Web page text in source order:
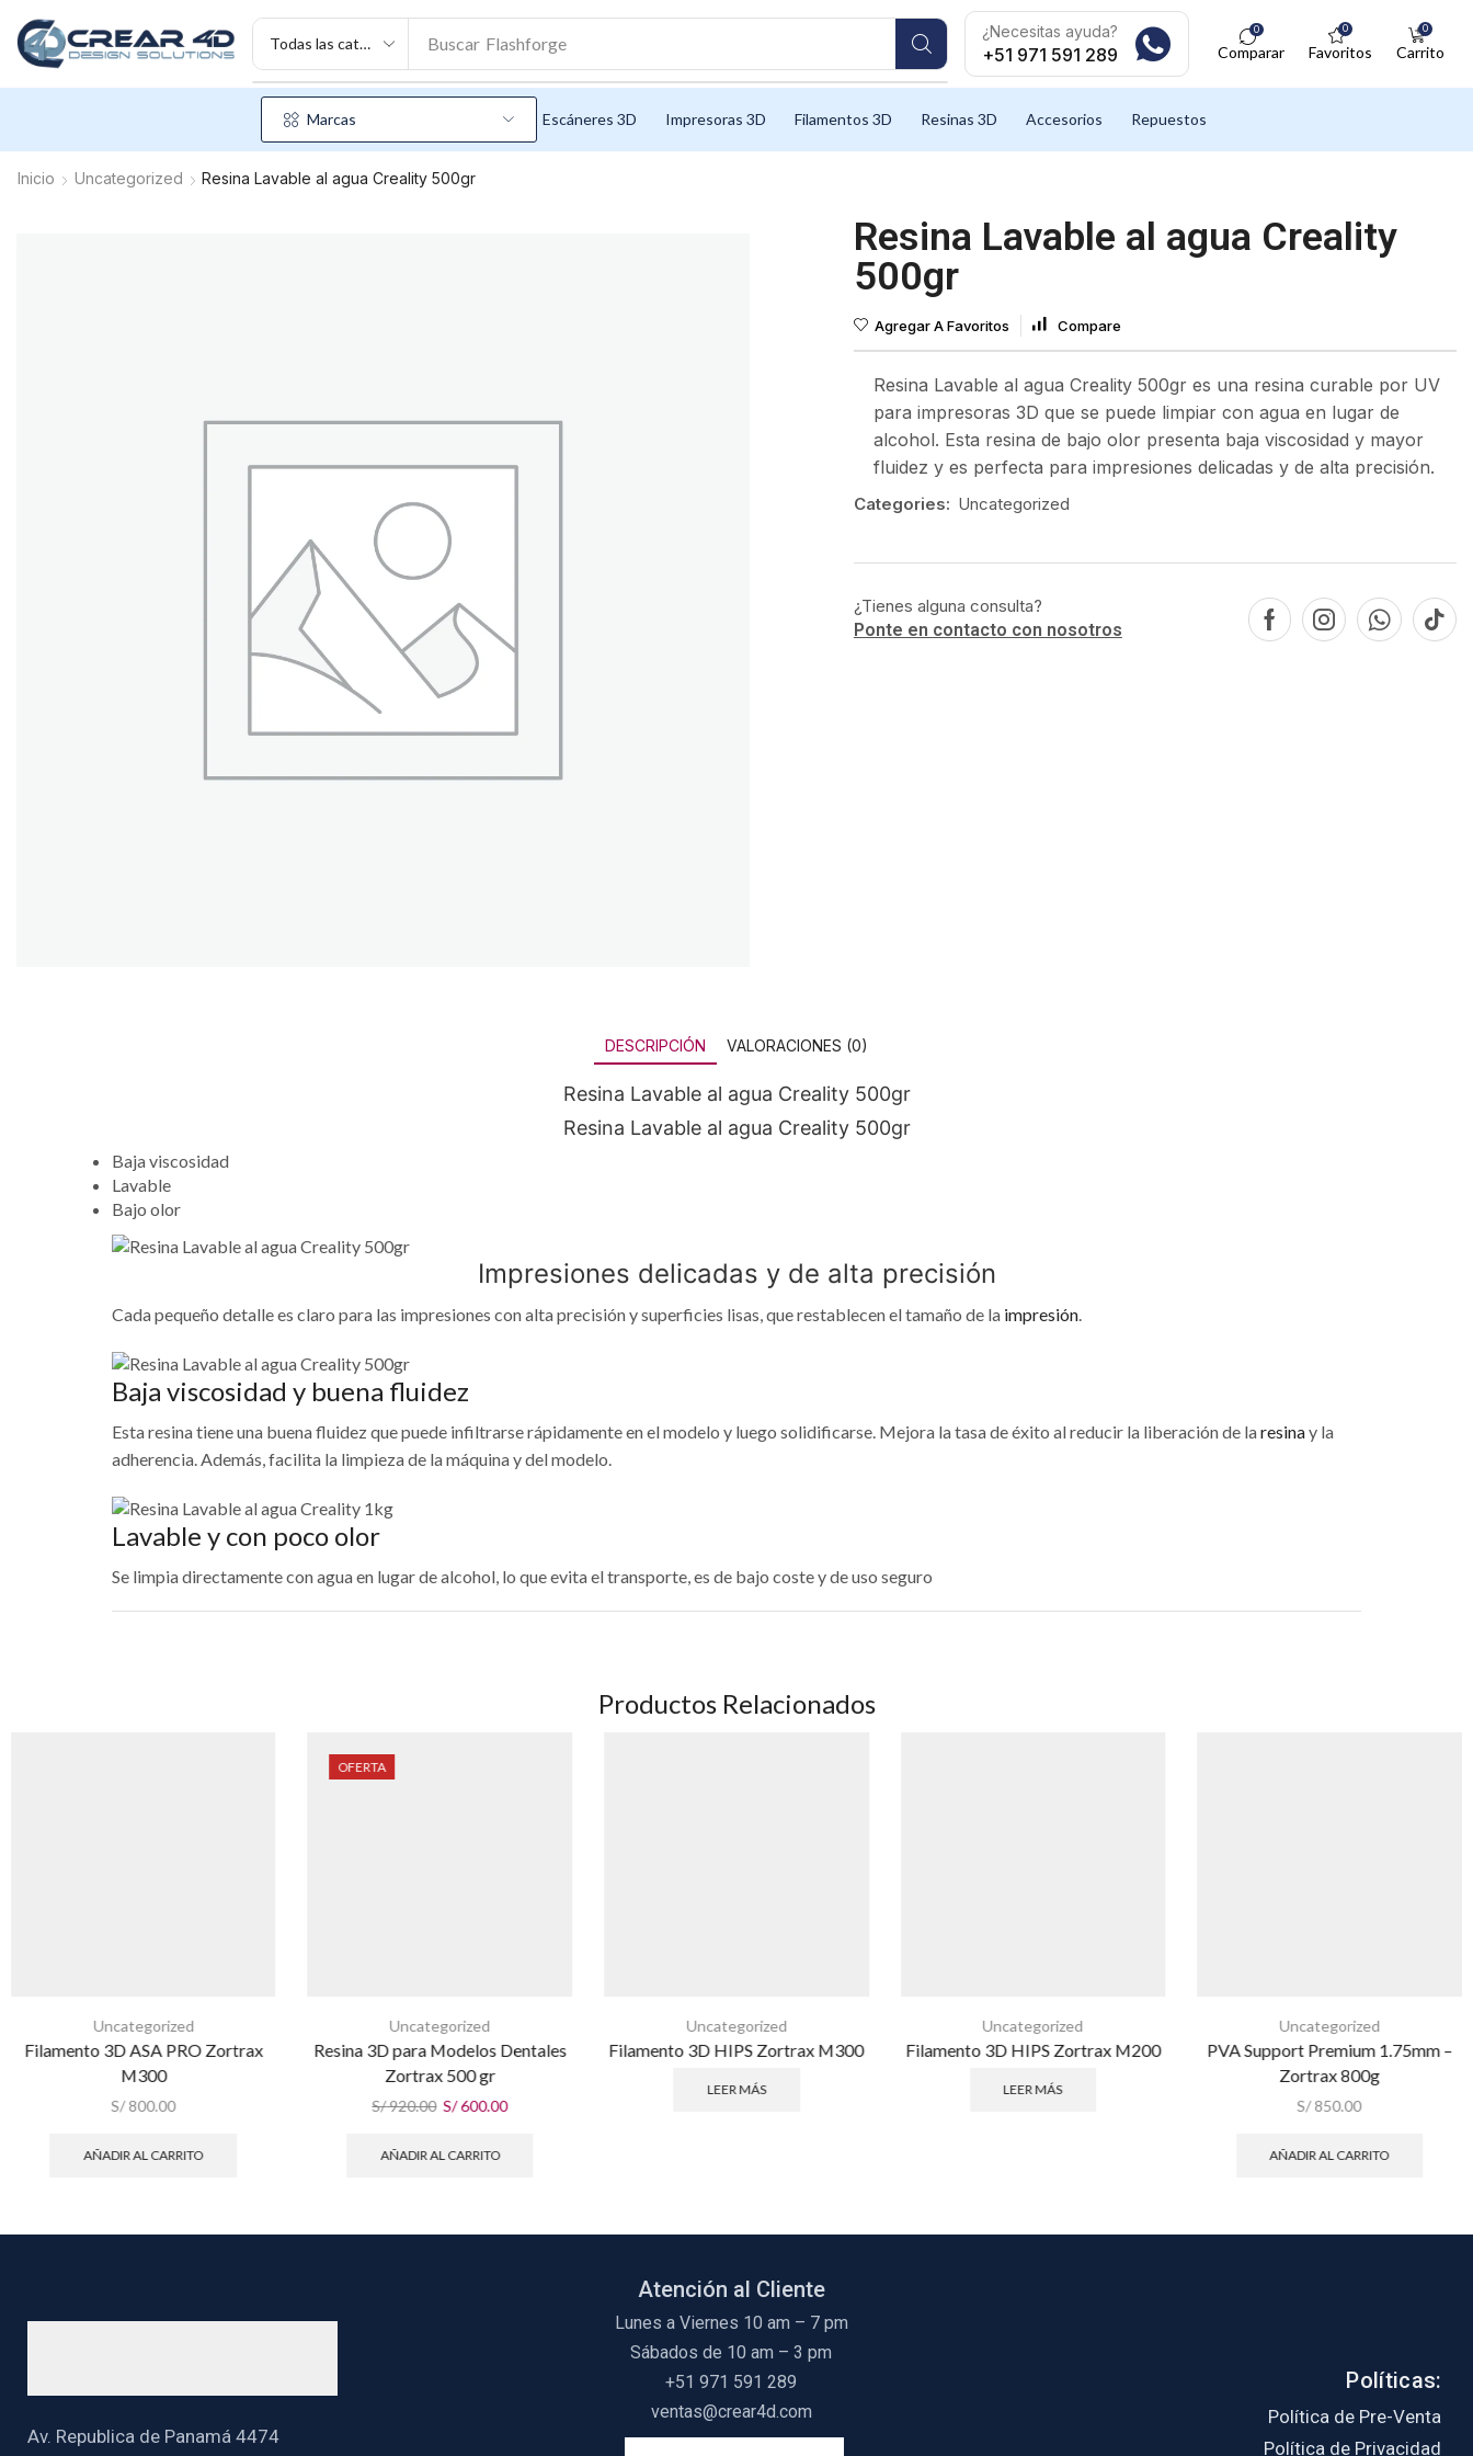
Buscar Flashforge
¿Necesitas ayuda?
+51 971 591 289
0
Comparar
0
Favoritos
0
Carrito
Marcas Escáneres 3D Impresoras 3D Filamentos 3D Resinas 3D Accesorios Repuestos
Inicio Uncategorized Resina Lavable al agua Creality 500gr
Resina Lavable al agua Creality
500gr
Agregar A Favoritos Compare
Resina Lavable al agua Creality 500gr es una resina curable por UV
para impresoras 3D que se puede limpiar con agua en lugar de
alcohol. Esta resina de bajo olor presenta baja viscosidad y mayor
fluidez y es perfecta para impresiones delicadas y de alta precisión.
Categories: Uncategorized
¿Tienes alguna consulta?
Ponte en contacto con nosotros
DESCRIPCIÓN VALORACIONES (0)
Resina Lavable al agua Creality 500gr
Resina Lavable al agua Creality 500gr
Baja viscosidad
Lavable
Bajo olor
Impresiones delicadas y de alta precisión
Cada pequeño detalle es claro para las impresiones con alta precisión y superficies lisas, que restablecen el tamaño de la impresión.
Baja viscosidad y buena fluidez
Esta resina tiene una buena fluidez que puede infiltrarse rápidamente en el modelo y luego solidificarse. Mejora la tasa de éxito al reducir la liberación de laresinay la
adherencia. Además, facilita la limpieza de la máquina y del modelo.
Lavable y con poco olor
Se limpia directamente con agua en lugar de alcohol, lo que evita el transporte, es de bajo coste y de uso seguro
Productos Relacionados
Uncategorized
Filamento 3D ASA PRO Zortrax
M300
S/800.00
AÑADIR AL CARRITO
OFERTA
Uncategorized
Resina 3D para Modelos Dentales
Zortrax 500 gr
S/920.00 S/600.00
AÑADIR AL CARRITO
Uncategorized
Filamento 3D HIPS Zortrax M300
LEER MÁS
Uncategorized
Filamento 3D HIPS Zortrax M200
LEER MÁS
Uncategorized
PVA Support Premium 1.75mm –
Zortrax 800g
S/850.00
AÑADIR AL CARRITO
Av. Republica de Panamá 4474
Atención al Cliente
Lunes a Viernes 10 am – 7 pm
Sábados de 10 am – 3 pm
+51 971 591 289
ventas@crear4d.com
Políticas:
Política de Pre-Venta
Política de Privacidad